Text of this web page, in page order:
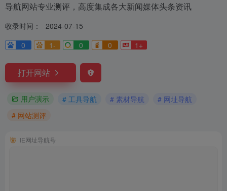
导航网站专业测评，高度集成各大新闻媒体头条资讯
收录时间：
2024-07-15
0
1- 0 0 1+
打开网站
用户演示 # 工具导航 # 素材导航
# 网址导航
# 网站测评
IE网址导航号